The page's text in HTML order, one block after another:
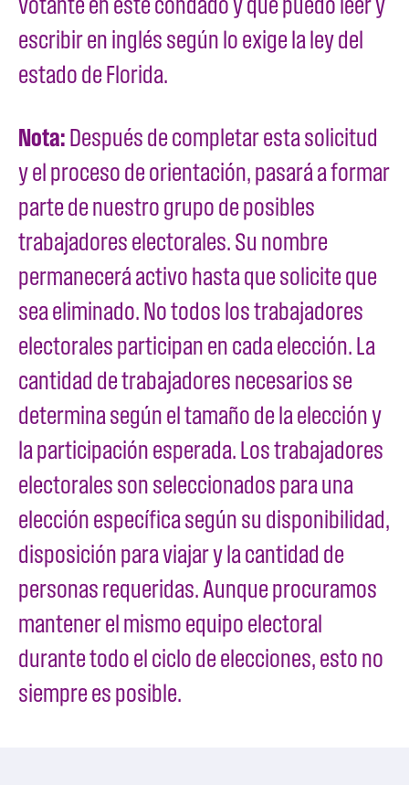
escribir en inglés según lo exige la ley del
estado de Florida.
Nota: Después de completar esta solicitud
y el proceso de orientación, pasará a formar
parte de nuestro grupo de posibles
trabajadores electorales. Su nombre
permanecerá activo hasta que solicite que
sea eliminado. No todos los trabajadores
electorales participan en cada elección. La
cantidad de trabajadores necesarios se
determina según el tamaño de la elección y
la participación esperada. Los trabajadores
electorales son seleccionados para una
elección específica según su disponibilidad,
disposición para viajar y la cantidad de
personas requeridas. Aunque procuramos
mantener el mismo equipo electoral
durante todo el ciclo de elecciones, esto no
siempre es posible.